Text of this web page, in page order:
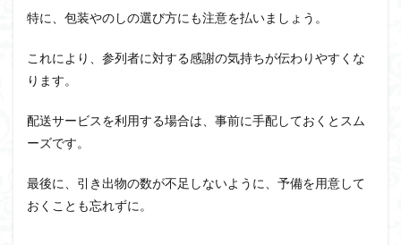
特に、包装やのしの選び方にも注意を払いましょう。
これにより、参列者に対する感謝の気持ちが伝わりやすくな
ります。
配送サービスを利用する場合は、事前に手配しておくとスム
ーズです。
最後に、引き出物の数が不足しないように、予備を用意して
おくことも忘れずに。